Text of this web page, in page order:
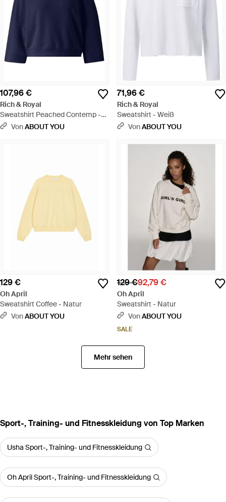
107,96 €
Rich & Royal
Sweatshirt Peached Contemp -
BlauVonABOUT YOU
71,96 €
Rich & Royal
Sweatshirt - Weiß
VonABOUT YOU
129 €
Oh April
Sweatshirt Coffee - Natur
VonABOUT YOU
129 €92,79 €
Oh April
Sweatshirt - Natur
VonABOUT YOU
SALE
Mehr sehen
Sport-, Training- und Fitnesskleidung von Top Marken
Usha Sport-, Training- und Fitnesskleidung
Oh April Sport-, Training- und Fitnesskleidung